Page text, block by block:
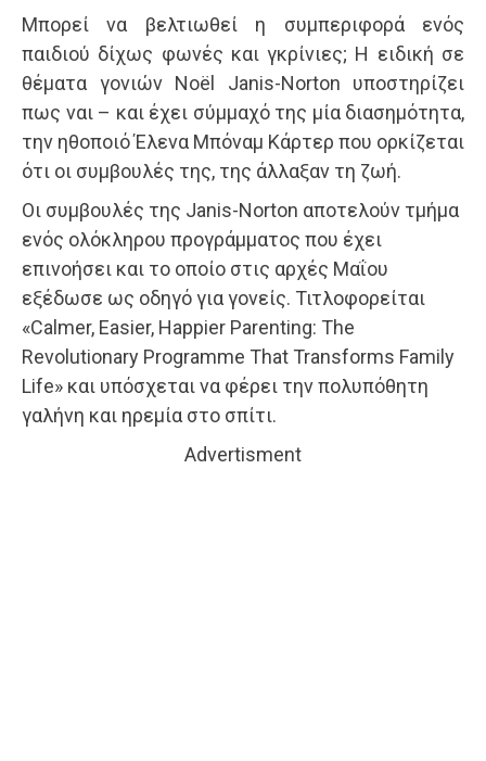
Μπορεί να βελτιωθεί η συμπεριφορά ενός
παιδιού δίχως φωνές και γκρίνιες; Η ειδική σε
θέματα γονιών Noël Janis-Norton υποστηρίζει
πως ναι – και έχει σύμμαχό της μία διασημότητα,
την ηθοποιό Έλενα Μπόναμ Κάρτερ που ορκίζεται
ότι οι συμβουλές της, της άλλαξαν τη ζωή.
Οι συμβουλές της Janis-Norton αποτελούν τμήμα
ενός ολόκληρου προγράμματος που έχει
επινοήσει και το οποίο στις αρχές Μαΐου
εξέδωσε ως οδηγό για γονείς. Τιτλοφορείται
«Calmer, Easier, Happier Parenting: The
Revolutionary Programme That Transforms Family
Life» και υπόσχεται να φέρει την πολυπόθητη
γαλήνη και ηρεμία στο σπίτι.
Advertisment